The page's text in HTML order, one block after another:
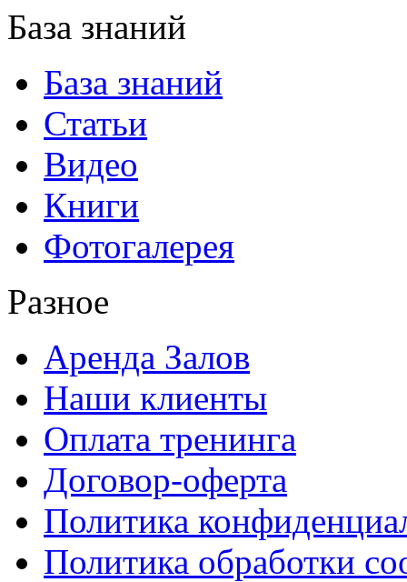
База знаний
База знаний
Статьи
Видео
Книги
Фотогалерея
Разное
Аренда Залов
Наши клиенты
Оплата тренинга
Договор-оферта
Политика
Политика обработки